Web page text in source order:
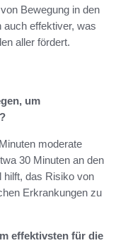
Bewegung in den
auch effektiver, was
aller fördert.
um
moderate
30 Minuten an den
hilft, das Risiko von
Erkrankungen zu
effektivsten für die